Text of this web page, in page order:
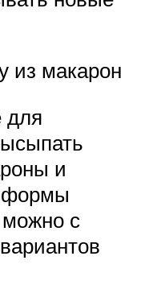
из макарон
для
и
формы
с